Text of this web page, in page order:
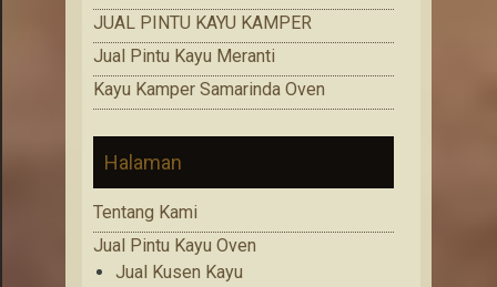
JUAL PINTU KAYU KAMPER
Jual Pintu Kayu Meranti
Kayu Kamper Samarinda Oven
Halaman
Tentang Kami
Jual Pintu Kayu Oven
Jual Kusen Kayu